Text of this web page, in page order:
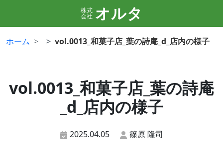
株式
会社 オルタ
ホーム vol.0013_和菓子店_葉の詩庵_d_店内の様子
vol.0013_和菓子店_葉の詩庵
_d_店内の様子
2025.04.05 篠原 隆司